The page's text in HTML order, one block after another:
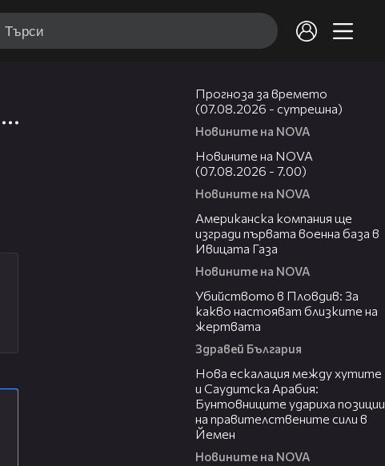
Прогноза за времето
(07.08.2026 - сутрешна)
Новините на NOVA
Новините на NOVA
(07.08.2026 - 7.00)
Новините на NOVA
Американска компания ще
изгради първата военна база в
Ивицата Газа
Новините на NOVA
Убийството в Пловдив: За
какво настояват близките на
жертвата
Здравей България
Нова ескалация между хутите
и Саудитска Арабия:
Бунтовниците удариха позиции
на правителствените сили в
Йемен
Новините на NOVA